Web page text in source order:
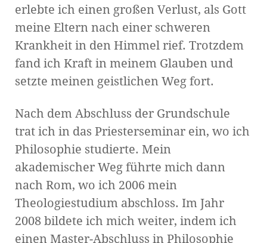
erlebte ich einen großen Verlust, als Gott
meine Eltern nach einer schweren
Krankheit in den Himmel rief. Trotzdem
fand ich Kraft in meinem Glauben und
setzte meinen geistlichen Weg fort.
Nach dem Abschluss der Grundschule
trat ich in das Priesterseminar ein, wo ich
Philosophie studierte. Mein
akademischer Weg führte mich dann
nach Rom, wo ich 2006 mein
Theologiestudium abschloss. Im Jahr
2008 bildete ich mich weiter, indem ich
einen Master-Abschluss in Philosophie